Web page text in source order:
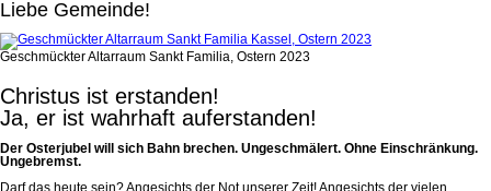
Liebe Gemeinde!
Geschmückter Altarraum Sankt Familia, Ostern 2023
Christus ist erstanden!
Ja, er ist wahrhaft auferstanden!
Der Osterjubel will sich Bahn brechen. Ungeschmälert. Ohne Einschränkung.
Ungebremst.
Darf das heute sein? Angesichts der Not unserer Zeit! Angesichts der vielen